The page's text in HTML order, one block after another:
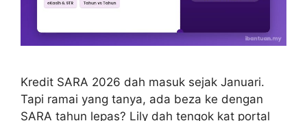
Kredit SARA 2026 dah masuk sejak Januari.
Tapi ramai yang tanya, ada beza ke dengan
SARA tahun lepas? Lily dah tengok kat portal